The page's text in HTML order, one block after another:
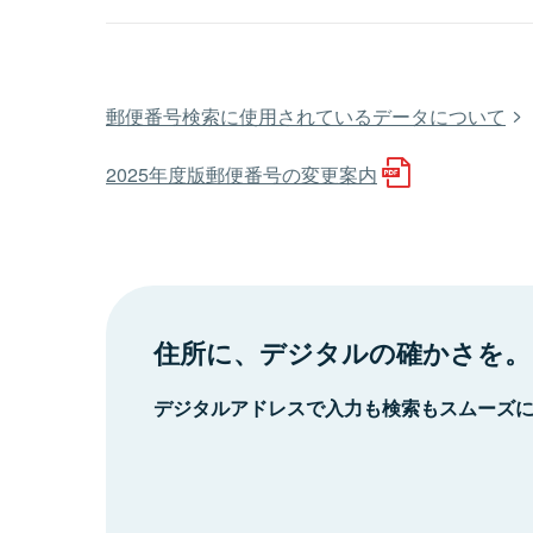
郵便番号検索に使用されているデータについて
2025年度版郵便番号の変更案内
住所に、デジタルの確かさを。
デジタルアドレスで入力も検索もスムーズ